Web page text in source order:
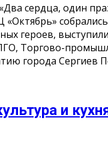
сердца, один
героев,
Торгово-
города Сергиев
и